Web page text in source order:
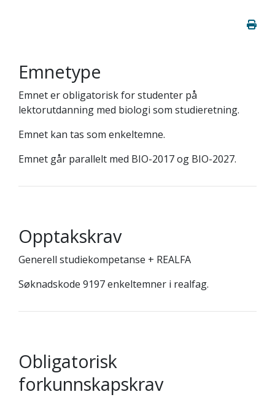
Emnetype
Emnet er obligatorisk for studenter på
lektorutdanning med biologi som studieretning.
Emnet kan tas som enkeltemne.
Emnet går parallelt med BIO-2017 og BIO-2027.
Opptakskrav
Generell studiekompetanse + REALFA
Søknadskode 9197 enkeltemner i realfag.
Obligatorisk
forkunnskapskrav